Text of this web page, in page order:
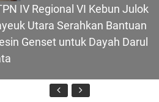
IV Regional VI Kebun Julok
Utara Serahkan Bantuan
Genset untuk Dayah Darul